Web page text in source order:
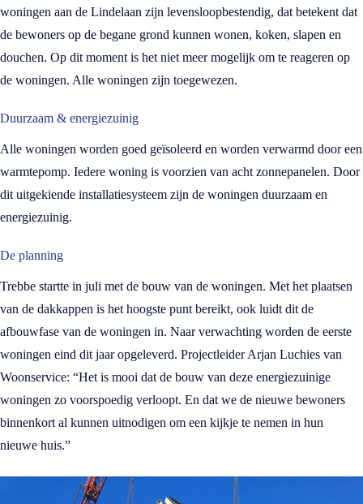
woningen aan de Lindelaan zijn levensloopbestendig, dat betekent dat
de bewoners op de begane grond kunnen wonen, koken, slapen en
douchen. Op dit moment is het niet meer mogelijk om te reageren op
de woningen. Alle woningen zijn toegewezen.
Duurzaam & energiezuinig
Alle woningen worden goed geïsoleerd en worden verwarmd door een
warmtepomp. Iedere woning is voorzien van acht zonnepanelen. Door
dit uitgekiende installatiesysteem zijn de woningen duurzaam en
energiezuinig.
De planning
Trebbe startte in juli met de bouw van de woningen. Met het plaatsen
van de dakkappen is het hoogste punt bereikt, ook luidt dit de
afbouwfase van de woningen in. Naar verwachting worden de eerste
woningen eind dit jaar opgeleverd. Projectleider Arjan Luchies van
Woonservice: “Het is mooi dat de bouw van deze energiezuinige
woningen zo voorspoedig verloopt. En dat we de nieuwe bewoners
binnenkort al kunnen uitnodigen om een kijkje te nemen in hun
nieuwe huis.”